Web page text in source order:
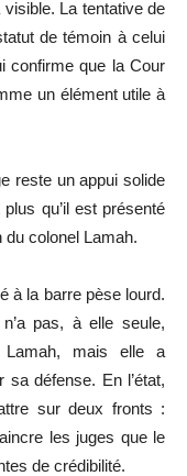
visible. La tentative de
de témoin à celui
confirme que la Cour
un élément utile à
reste un appui solide
qu’il est présenté
du colonel Lamah.
à la barre pèse lourd.
pas, à elle seule,
mais elle a
défense. En l’état,
sur deux fronts :
les juges que le
de crédibilité.